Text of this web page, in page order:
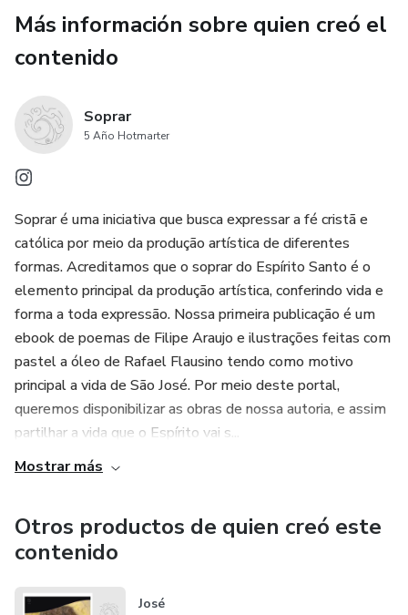
Más información sobre quien creó el
contenido
Soprar
5 Año Hotmarter
Soprar é uma iniciativa que busca expressar a fé cristã e
católica por meio da produção artística de diferentes
formas. Acreditamos que o soprar do Espírito Santo é o
elemento principal da produção artística, conferindo vida e
forma a toda expressão. Nossa primeira publicação é um
ebook de poemas de Filipe Araujo e ilustrações feitas com
pastel a óleo de Rafael Flausino tendo como motivo
principal a vida de São José. Por meio deste portal,
queremos disponibilizar as obras de nossa autoria, e assim
partilhar a vida que o Espírito vai s...
Mostrar más
Otros productos de quien creó este
contenido
José